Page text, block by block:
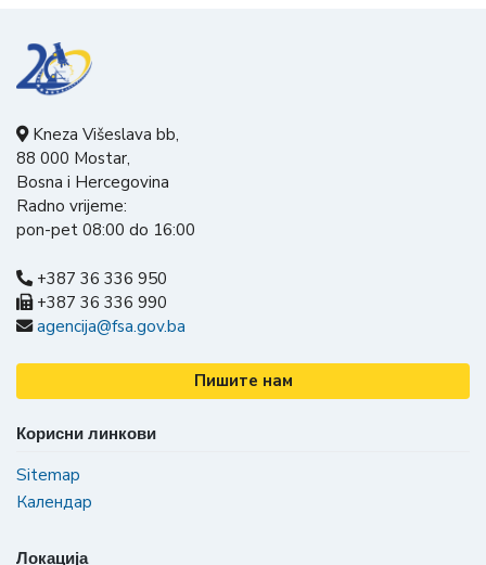
Kneza Višeslava bb,
88 000 Mostar,
Bosna i Hercegovina
Radno vrijeme:
pon-pet 08:00 do 16:00
+387 36 336 950
+387 36 336 990
agencija@fsa.gov.ba
Пишите нам
Корисни линкови
Sitemap
Календар
Локација